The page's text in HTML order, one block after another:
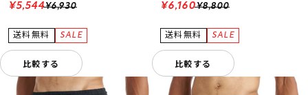
¥6,930
¥5,544
比較する
¥8,800
¥6,160
比較する